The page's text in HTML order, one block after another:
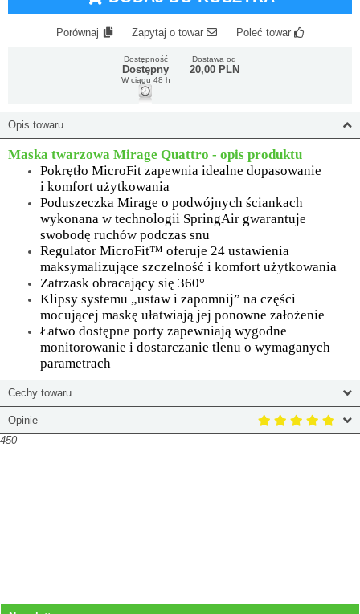
Porównaj Zapytaj o towar Poleć towar
Dostępność
Dostępny
W ciągu 48 h
Dostawa od
20,00 PLN
Opis towaru
Maska twarzowa Mirage Quattro - opis produktu
Pokrętło MicroFit zapewnia idealne dopasowanie
i komfort użytkowania
Poduszeczka Mirage o podwójnych ściankach
wykonana w technologii SpringAir gwarantuje
swobodę ruchów podczas snu
Regulator MicroFit™ oferuje 24 ustawienia
maksymalizujące szczelność i komfort użytkowania
Zatrzask obracający się 360°
Klipsy systemu „ustaw i zapomnij” na części
mocującej maskę ułatwiają jej ponowne założenie
Łatwo dostępne porty zapewniają wygodne
monitorowanie i dostarczanie tlenu o wymaganych
parametrach
Cechy towaru
Opinie
450